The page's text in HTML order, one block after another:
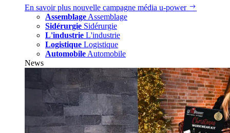
En savoir plus nouvelle campagne média u‑power
Assemblage Assemblage
Sidérurgie Sidérurgie
L'industrie L'industrie
Logistique Logistique
Automobile Automobile
News